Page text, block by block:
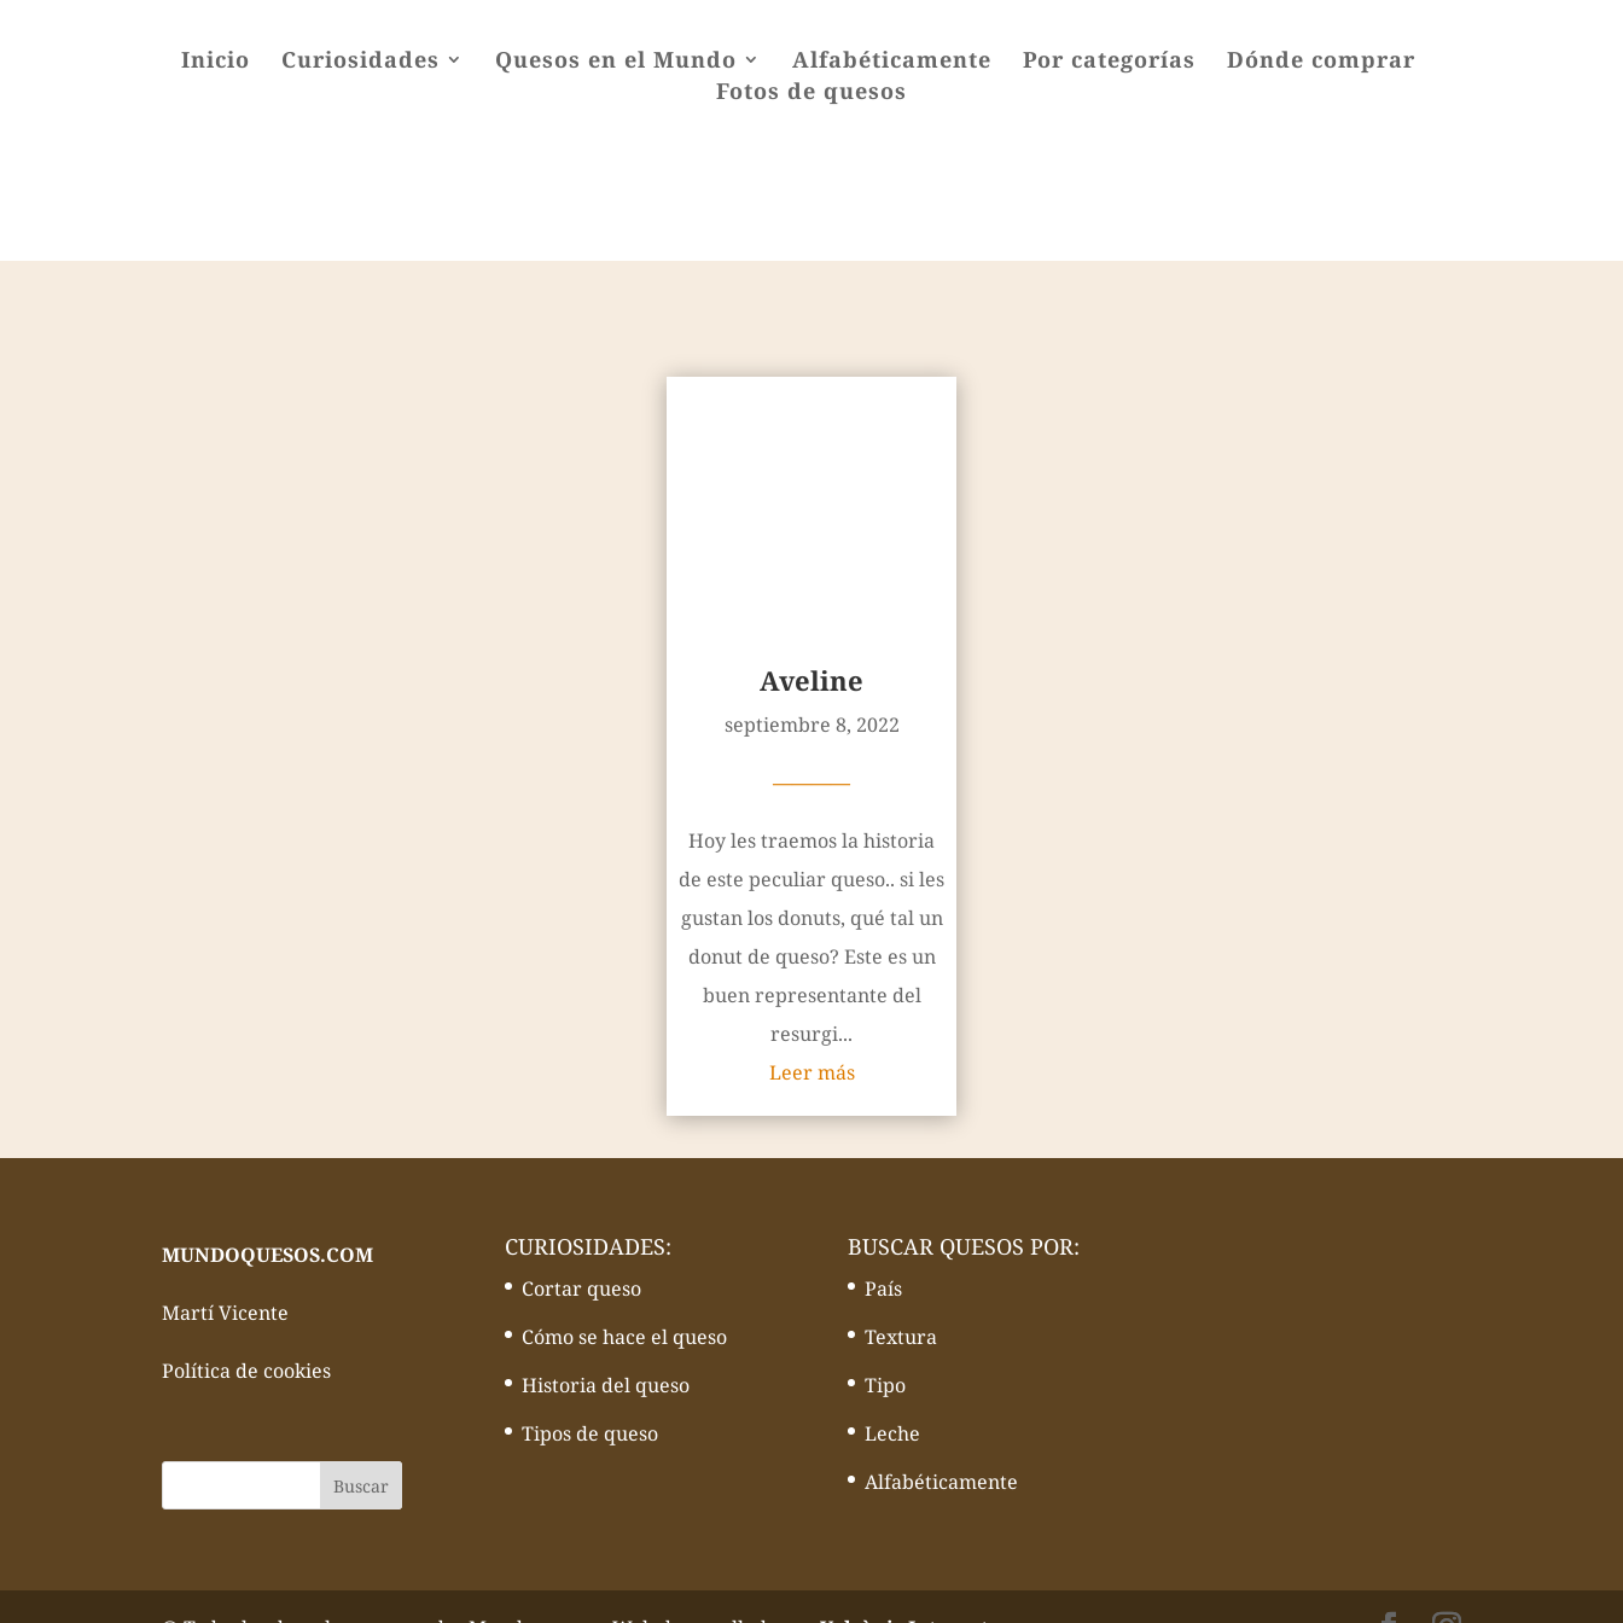
Inicio Curiosidades Quesos en el Mundo Alfabéticamente Por categorías
Dónde comprar
Fotos de quesos
Aveline
septiembre 8, 2022
————
Hoy les traemos la historia
de este peculiar queso.. si les
gustan los donuts, qué tal un
donut de queso? Este es un
buen representante del
resurgi...
Leer más
MUNDOQUESOS.COM
Martí Vicente
Política de cookies
CURIOSIDADES:
Cortar queso
Cómo se hace el queso
Historia del queso
Tipos de queso
BUSCAR QUESOS POR:
País
Textura
Tipo
Leche
Alfabéticamente